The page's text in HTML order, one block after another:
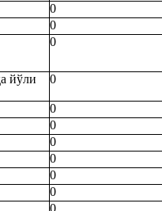
0
0
0
йўли 0
0
0
0
0
0
0
0